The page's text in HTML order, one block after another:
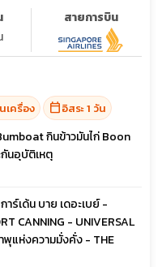
สายการบิน
เครื่อง calendar_todayอิสระ 1 วัน
กินข้าวมันไก่ Boon
กันอุบัติเหตุ
าร์เด้น บาย เดอะเบย์ -
CANNING - UNIVERSAL
แห่งความมั่งคั่ง - THE